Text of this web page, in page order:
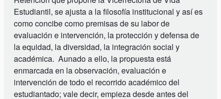
Estudiantil, se ajusta a la filosofía institucional y así es
como concibe como premisas de su labor de
evaluación e intervención, la protección y defensa de
la equidad, la diversidad, la integración social y
académica. Aunado a ello, la propuesta está
enmarcada en la observación, evaluación e
intervención de todo el recorrido académico del
estudiantado; vale decir, empieza desde antes del